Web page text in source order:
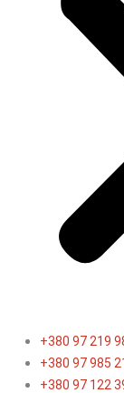
+380 97 219
+380 97 985
+380 97 122